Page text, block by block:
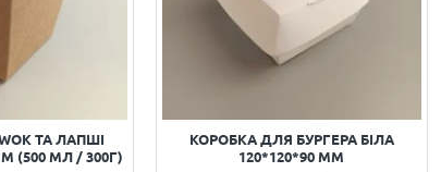
ТА ЛАПШІ
(500 МЛ / 300Г)
КОРОБКА ДЛЯ БУРГЕРА БІЛА
120*120*90 ММ